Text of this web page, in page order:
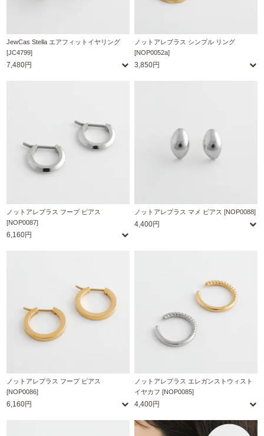
JewCas Stella エアフィットイヤリング
[JC4799]
7,480円
ノットアレプラス シンプル リング
[NOP0052a]
3,850円
ノットアレプラス フープ ピアス
[NOP0087]
6,160円
ノットアレプラス マメ ピアス [NOP0088]
4,400円
ノットアレプラス フープ ピアス
[NOP0086]
6,160円
ノットアレプラス エレガンストウィスト
イヤカフ [NOP0085]
4,400円